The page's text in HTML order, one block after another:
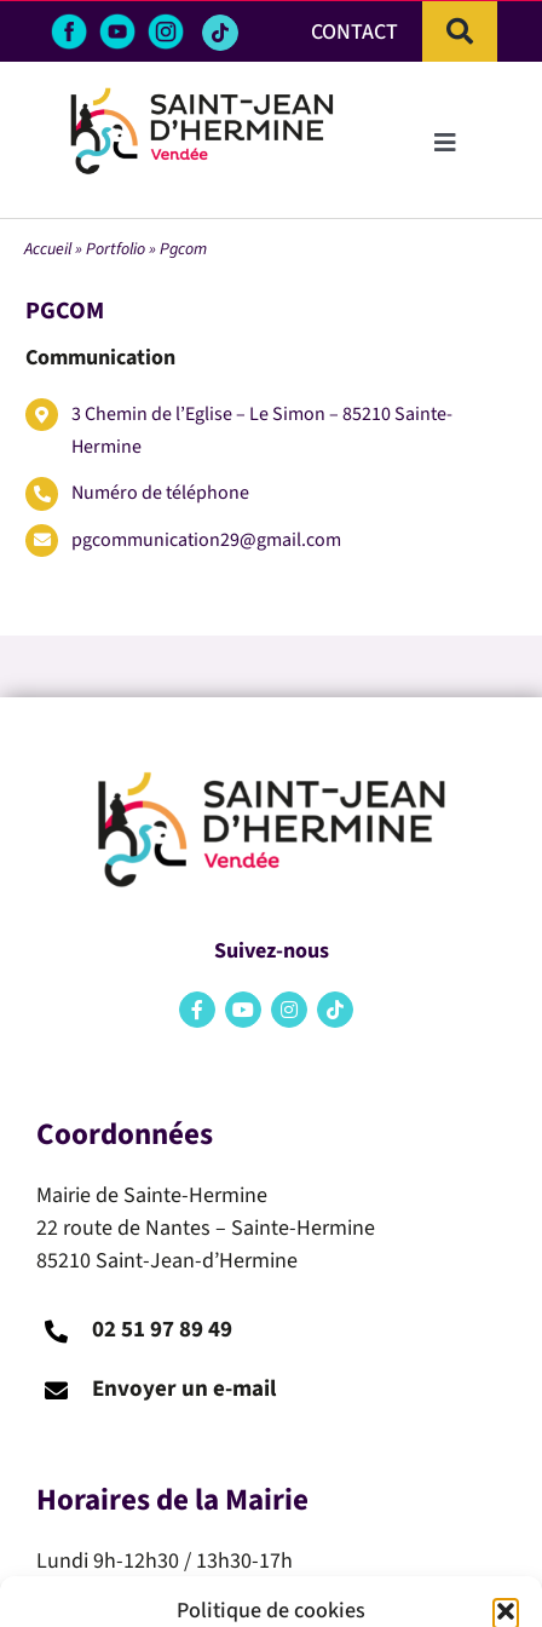
Politique de cookies
Passer
CONTACT
Toggle
VIE ÉCONOMIQUE
ACTIVITÉS ET LOISIRS
Accueil»Portfolio»Pgcom
PGCOM
Communication
3 Chemin de l’Eglise – Le Simon – 85210 Sainte-
Hermine
Numéro de téléphone
pgcommunication29@gmail.com
Suivez-nous
Coordonnées
Mairie de Sainte-Hermine
22 route de Nantes – Sainte-Hermine
85210 Saint-Jean-d’Hermine
02 51 97 89 49
Envoyer un e-mail
Horaires de la Mairie
Lundi 9h-12h30 / 13h30-17h